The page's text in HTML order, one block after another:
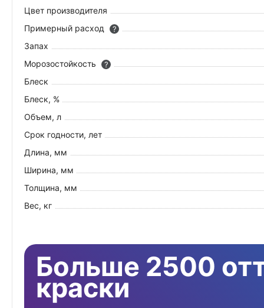
Цвет производителя
Примерный расход
?
Запах
Морозостойкость
?
Блеск
Блеск, %
Объем, л
Срок годности, лет
Длина, мм
Ширина, мм
Толщина, мм
Вес, кг
Больше 2500
краски